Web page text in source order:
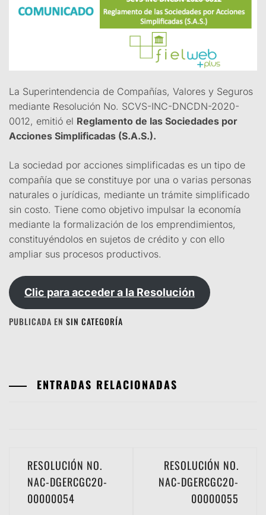
La Superintendencia de Compañías, Valores y Seguros
mediante Resolución No. SCVS-INC-DNCDN-2020-
0012, emitió el Reglamento de las Sociedades por
Acciones Simplificadas (S.A.S.).
La sociedad por acciones simplificadas es un tipo de
compañía que se constituye por una o varias personas
naturales o jurídicas, mediante un trámite simplificado
sin costo. Tiene como objetivo impulsar la economía
mediante la formalización de los emprendimientos,
constituyéndolos en sujetos de crédito y con ello
ampliar sus procesos productivos.
Clic para acceder a la Resolución
PUBLICADA EN SIN CATEGORÍA
ENTRADAS RELACIONADAS
Navegación
entradas
RESOLUCIÓN NO.
NAC-DGERCGC20-
00000054
RESOLUCIÓN NO.
NAC-DGERCGC20-
00000055